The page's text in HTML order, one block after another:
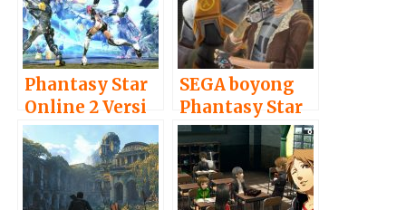
Phantasy Star
Online 2 Versi
Barat akan
Resmi Hadir di
PC Minggu
Depan
SEGA boyong
Phantasy Star
Online 2 ke
Steam bulan
depan!